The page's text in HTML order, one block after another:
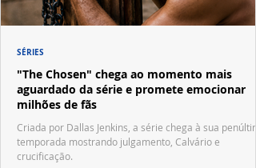
"The Chosen" chega ao momento mais
aguardado da série e promete emocionar
milhões de fãs
Criada por Dallas Jenkins, a série chega à sua
temporada mostrando julgamento, Calvário e
crucificação.
SÉRIES